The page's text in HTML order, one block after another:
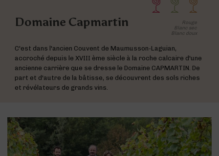
Deux entités au sein de la même maison
Les vins de Madiran
Les événements phares des appellations
Liste des domaines
Visite des domaines
Domaine Capmartin
Rouge
Blanc sec
Blanc doux
C'est dans l'ancien Couvent de Maumusson-Laguian,
accroché depuis le XVIII ème siècle à la roche calcaire d'une
ancienne carrière que se dresse le Domaine CAPMARTIN. De
part et d'autre de la bâtisse, se découvrent des sols riches
et révélateurs de grands vins.